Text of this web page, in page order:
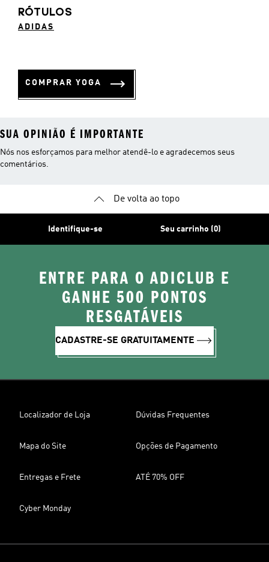
RÓTULOS
ADIDAS
COMPRAR YOGA
SUA OPINIÃO É IMPORTANTE
Nós nos esforçamos para melhor atendê-lo e agradecemos seus
comentários.
De volta ao topo
Identifique-se Seu carrinho (0)
ENTRE PARA O ADICLUB E
GANHE 500 PONTOS
RESGATÁVEIS
CADASTRE-SE GRATUITAMENTE
Localizador de Loja Dúvidas Frequentes
Mapa do Site Opções de Pagamento
Entregas e Frete ATÉ 70% OFF
Cyber Monday